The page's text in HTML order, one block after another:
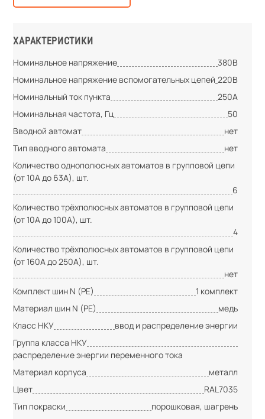
ХАРАКТЕРИСТИКИ
Номинальное напряжение
380В
Номинальное напряжение вспомогательных цепей 220В
Номинальный ток пункта
250А
Номинальная частота, Гц
50
Вводной автомат
нет
Тип вводного автомата
нет
Количество однополюсных автоматов в групповой цепи
(от 10А до 63А), шт.
6
Количество трёхполюсных автоматов в групповой цепи
(от 10А до 100А), шт.
4
Количество трёхполюсных автоматов в групповой цепи
(от 160А до 250А), шт.
нет
Комплект шин N (PE)
1 комплект
Материал шин N (PE)
медь
Класс НКУ
ввод и распределение энергии
Группа класса НКУ
распределение энергии переменного тока
Материал корпуса
металл
Цвет
RAL7035
Тип покраски
порошковая, шагрень